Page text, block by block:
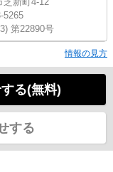
5265
第22890号
情報の見方
る(無料)
する